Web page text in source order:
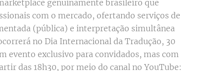
genuinamente brasileiro que
com o mercado, ofertando serviços de
(pública) e interpretação simultânea
no Dia Internacional da Tradução, 30
evento exclusivo para convidados, mas com
das 18h30, por meio do canal no YouTube: